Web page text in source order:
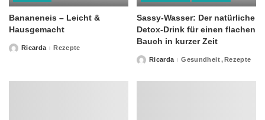
Bananeneis – Leicht &
Hausgemacht
PostedRicarda Rezepte
Sassy-Wasser: Der natürliche
Detox-Drink für einen flachen
Bauch in kurzer Zeit
PostedRicarda Gesundheit Rezepte